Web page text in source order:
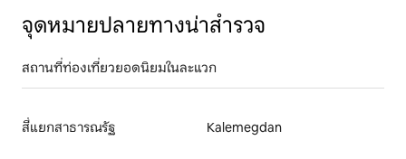
จุดหมายปลายทางน่าสำรวจ
สถานที่ท่องเที่ยวยอดนิยมในละแวก
สี่แยกสาธารณรัฐ Kalemegdan